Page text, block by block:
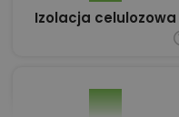
Izolacja celulozowa